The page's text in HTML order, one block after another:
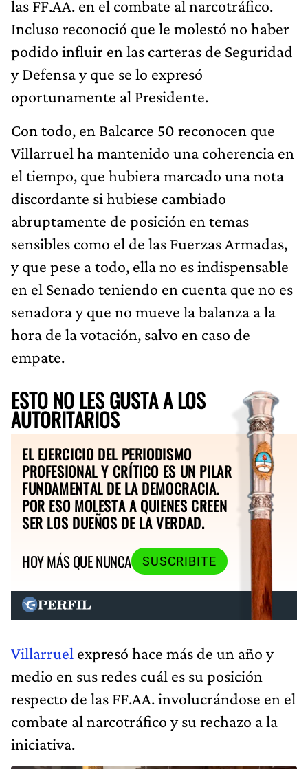
las FF.AA. en el combate al narcotráfico.
Incluso reconoció que le molestó no haber
podido influir en las carteras de Seguridad
y Defensa y que se lo expresó
oportunamente al Presidente.
Con todo, en Balcarce 50 reconocen que
Villarruel ha mantenido una coherencia en
el tiempo, que hubiera marcado una nota
discordante si hubiese cambiado
abruptamente de posición en temas
sensibles como el de las Fuerzas Armadas,
y que pese a todo, ella no es indispensable
en el Senado teniendo en cuenta que no es
senadora y que no mueve la balanza a la
hora de la votación, salvo en caso de
empate.
ESTO NO LES GUSTA A LOS
AUTORITARIOS
EL EJERCICIO DEL PERIODISMO
PROFESIONAL Y CRÍTICO ES UN PILAR
FUNDAMENTAL DE LA DEMOCRACIA.
POR ESO MOLESTA A QUIENES CREEN
SER LOS DUEÑOS DE LA VERDAD.
HOY MÁS QUE NUNCA
SUSCRIBITE
Villarruel expresó hace más de un año y
medio en sus redes cuál es su posición
respecto de las FF.AA. involucrándose en el
combate al narcotráfico y su rechazo a la
iniciativa.